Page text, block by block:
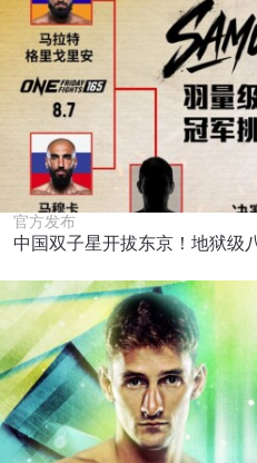
官方发布
中国双子星开拔东京！地狱级